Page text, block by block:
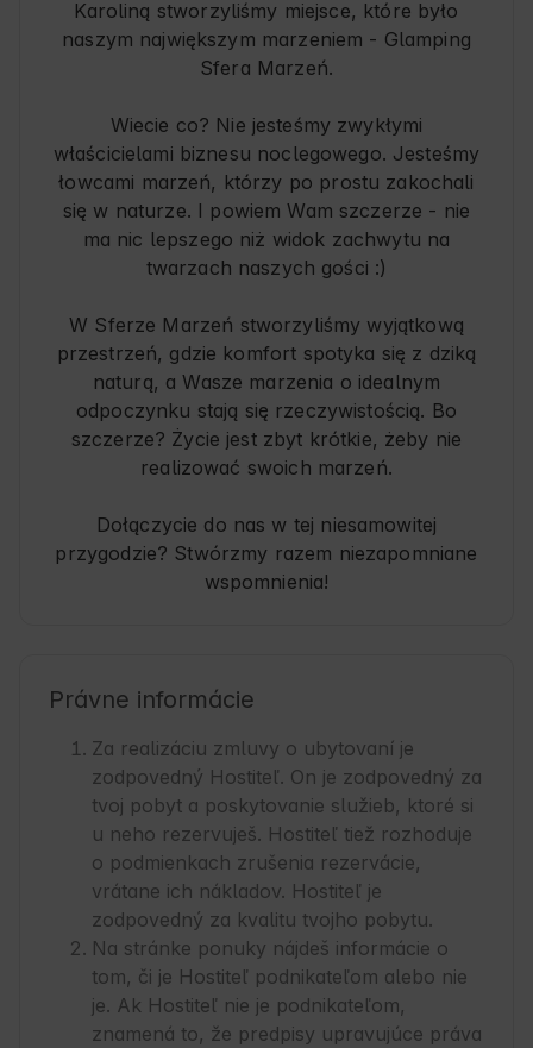
Karoliną stworzyliśmy miejsce, które było
naszym największym marzeniem - Glamping
Sfera Marzeń.
Wiecie co? Nie jesteśmy zwykłymi
właścicielami biznesu noclegowego. Jesteśmy
łowcami marzeń, którzy po prostu zakochali
się w naturze. I powiem Wam szczerze - nie
ma nic lepszego niż widok zachwytu na
twarzach naszych gości :)
W Sferze Marzeń stworzyliśmy wyjątkową
przestrzeń, gdzie komfort spotyka się z dziką
naturą, a Wasze marzenia o idealnym
odpoczynku stają się rzeczywistością. Bo
szczerze? Życie jest zbyt krótkie, żeby nie
realizować swoich marzeń.
Dołączycie do nas w tej niesamowitej
przygodzie? Stwórzmy razem niezapomniane
wspomnienia!
Právne informácie
Za realizáciu zmluvy o ubytovaní je
zodpovedný Hostiteľ. On je zodpovedný za
tvoj pobyt a poskytovanie služieb, ktoré si
u neho rezervuješ. Hostiteľ tiež rozhoduje
o podmienkach zrušenia rezervácie,
vrátane ich nákladov. Hostiteľ je
zodpovedný za kvalitu tvojho pobytu.
Na stránke ponuky nájdeš informácie o
tom, či je Hostiteľ podnikateľom alebo nie
je. Ak Hostiteľ nie je podnikateľom,
znamená to, že predpisy upravujúce práva